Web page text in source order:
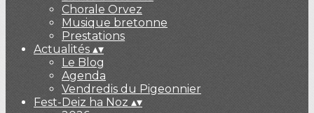
Chorale Orvez
Musique bretonne
Prestations
Actualités ▴▾
Le Blog
Agenda
Vendredis du Pigeonnier
Fest-Deiz ha Noz ▴▾